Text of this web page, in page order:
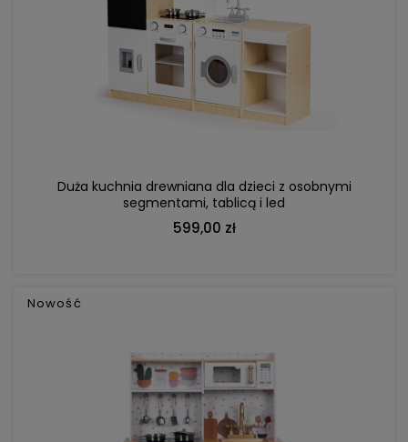
Duża kuchnia drewniana dla dzieci z osobnymi
segmentami, tablicą i led
599,00 zł
DO KOSZYKA
Nowość